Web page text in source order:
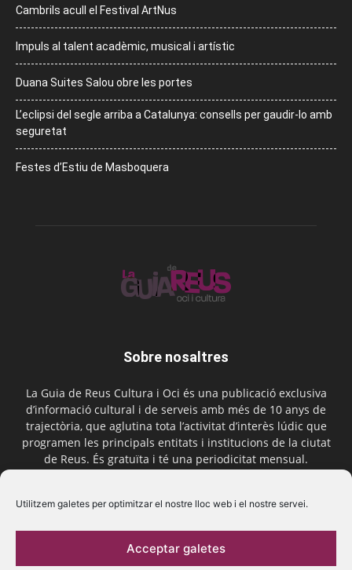
Utilitzem galetes per optimitzar el nostre lloc web i el nostre servei.
Acceptar galetes
Cambrils acull el Festival ArtNus
Impuls al talent acadèmic, musical i artístic
Duana Suites Salou obre les portes
L’eclipsi del segle arriba a Catalunya: consells per gaudir-lo amb
seguretat
Festes d’Estiu de Masboquera
Sobre nosaltres
La Guia de Reus Cultura i Oci és una publicació exclusiva
d’informació cultural i de serveis amb més de 10 anys de
trajectòria, que aglutina tota l’activitat d’interès lúdic que
programen les principals entitats i institucions de la ciutat
de Reus. És gratuïta i té una periodicitat mensual.
Segueix-nos